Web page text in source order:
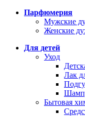
Парфюмерия
Мужские
Женские
Для детей
Уход
Лак
Бытовая